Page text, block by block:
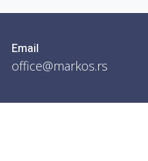
Email
office@markos.rs